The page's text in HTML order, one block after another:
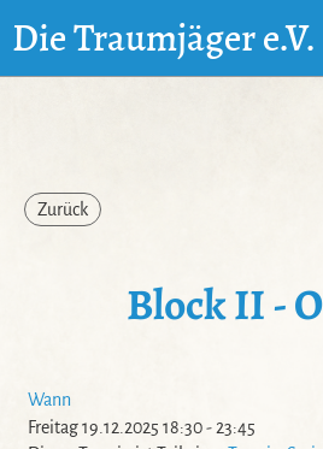
Die Traumjäger e.V.
Zurück
Block II -
Wann
Freitag 19.12.2025 18:30 - 23:45